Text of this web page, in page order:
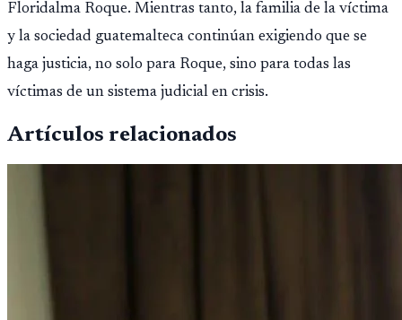
Floridalma Roque. Mientras tanto, la familia de la víctima
y la sociedad guatemalteca continúan exigiendo que se
haga justicia, no solo para Roque, sino para todas las
víctimas de un sistema judicial en crisis.
Artículos relacionados